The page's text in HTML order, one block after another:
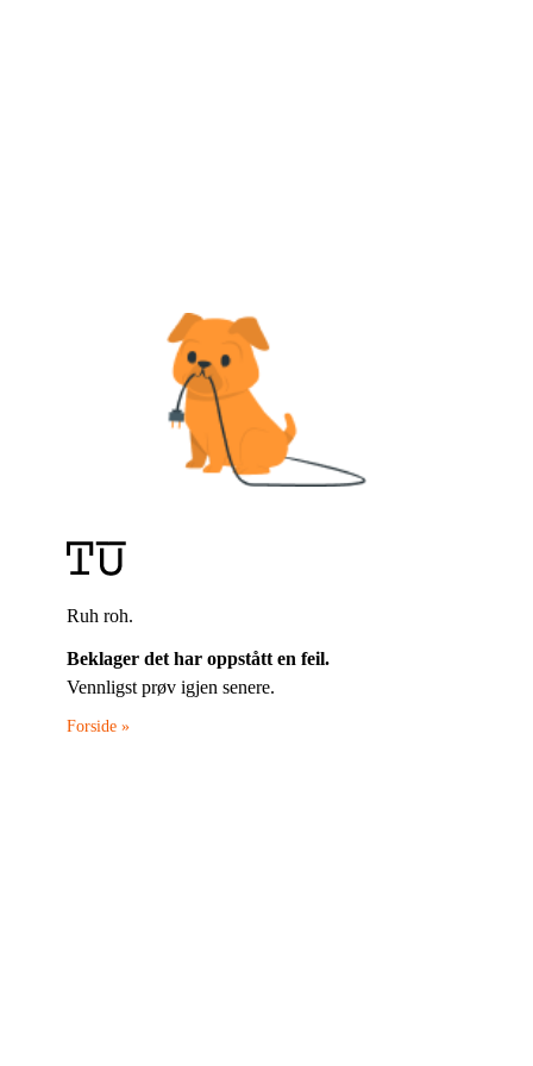
Ruh roh.
Beklager det har oppstått en feil.
Vennligst prøv igjen senere.
Forside »